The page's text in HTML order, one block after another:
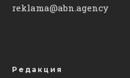
reklama@abn.agency
Редакция